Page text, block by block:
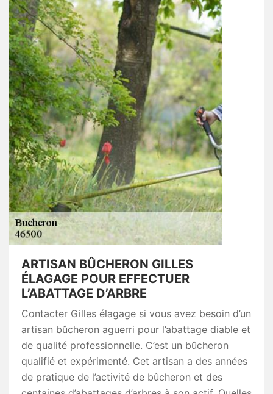
ARTISAN BÛCHERON GILLES
ÉLAGAGE POUR EFFECTUER
L’ABATTAGE D’ARBRE
Contacter Gilles élagage si vous avez besoin d’un
artisan bûcheron aguerri pour l’abattage diable et
de qualité professionnelle. C’est un bûcheron
qualifié et expérimenté. Cet artisan a des années
de pratique de l’activité de bûcheron et des